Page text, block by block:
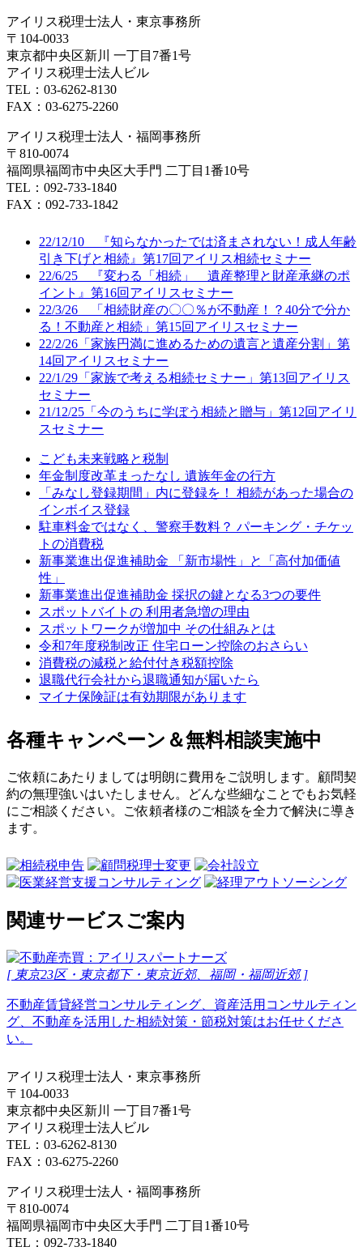
アイリス税理士法人・東京事務所
〒104-0033
東京都中央区新川 一丁目7番1号
アイリス税理士法人ビル
TEL：03-6262-8130
FAX：03-6275-2260
アイリス税理士法人・福岡事務所
〒810-0074
福岡県福岡市中央区大手門 二丁目1番10号
TEL：092-733-1840
FAX：092-733-1842
22/12/10 『知らなかったでは済まされない！成人年齢
引き下げと相続』第17回アイリス相続セミナー
22/6/25 『変わる「相続」 遺産整理と財産承継のポ
イント』第16回アイリスセミナー
22/3/26 「相続財産の〇〇％が不動産！？40分で分か
る！不動産と相続」第15回アイリスセミナー
22/2/26「家族円満に進めるための遺言と遺産分割」第
14回アイリスセミナー
22/1/29「家族で考える相続セミナー」第13回アイリス
セミナー
21/12/25「今のうちに学ぼう相続と贈与」第12回アイリ
スセミナー
こども未来戦略と税制
年金制度改革まったなし 遺族年金の行方
「みなし登録期間」内に登録を！ 相続があった場合の
インボイス登録
駐車料金ではなく、警察手数料？ パーキング・チケッ
トの消費税
新事業進出促進補助金 「新市場性」と「高付加価値
性」
新事業進出促進補助金 採択の鍵となる3つの要件
スポットバイトの 利用者急増の理由
スポットワークが増加中 その仕組みとは
令和7年度税制改正 住宅ローン控除のおさらい
消費税の減税と給付付き税額控除
退職代行会社から退職通知が届いたら
マイナ保険証は有効期限があります
各種キャンペーン＆無料相談実施中
ご依頼にあたりましては明朗に費用をご説明します。顧問契
約の無理強いはいたしません。どんな些細なことでもお気軽
にご相談ください。ご依頼者様のご相談を全力で解決に導き
ます。
関連サービスご案内
[ 東京23区・東京都下・東京近郊、福岡・福岡近郊 ]
不動産賃貸経営コンサルティング、資産活用コンサルティン
グ、不動産を活用した相続対策・節税対策はお任せくださ
い。
アイリス税理士法人・東京事務所
〒104-0033
東京都中央区新川 一丁目7番1号
アイリス税理士法人ビル
TEL：03-6262-8130
FAX：03-6275-2260
アイリス税理士法人・福岡事務所
〒810-0074
福岡県福岡市中央区大手門 二丁目1番10号
TEL：092-733-1840